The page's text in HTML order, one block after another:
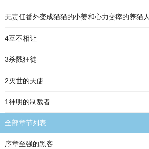
无责任番外变成猫猫的小姜和心力交瘁的养猫人
4互不相让
3杀戮狂徒
2灭世的天使
1神明的制裁者
全部章节列表
序章至强的黑客